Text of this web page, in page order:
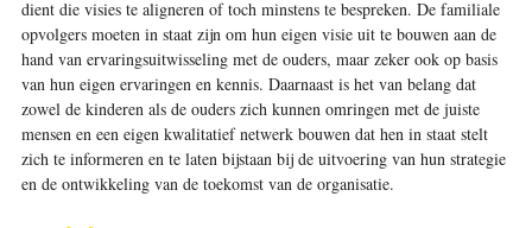
dient die visies te aligneren of toch minstens te bespreken. De familiale
opvolgers moeten in staat zijn om hun eigen visie uit te bouwen aan de
hand van ervaringsuitwisseling met de ouders, maar zeker ook op basis
van hun eigen ervaringen en kennis. Daarnaast is het van belang dat
zowel de kinderen als de ouders zich kunnen omringen met de juiste
mensen en een eigen kwalitatief netwerk bouwen dat hen in staat stelt
zich te informeren en te laten bijstaan bij de uitvoering van hun strategie
en de ontwikkeling van de toekomst van de organisatie.